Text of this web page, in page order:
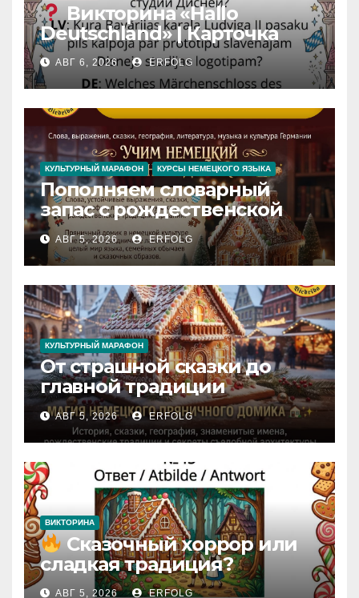
Викторина «Hallo
Deutschland» | Карточка
№46
Замок вдохновения
Iedvesmas pils / Schloss der
Inspiration
АВГ 6, 2026 ERFOLG
КУЛЬТУРНЫЙ МАРАФОН КУРСЫ НЕМЕЦКОГО ЯЗЫКА
Пополняем словарный
запас с рождественской
сказкой! Учим немецкий
вместе с Lebkuchenhaus
АВГ 5, 2026 ERFOLG
КУЛЬТУРНЫЙ МАРАФОН
От страшной сказки до
главной традиции
Рождества: секреты
немецкого пряничного
домика!
АВГ 5, 2026 ERFOLG
ВИКТОРИНА
Сказочный хоррор или
сладкая традиция?
Открываем секреты
АВГ 5, 2026 ERFOLG